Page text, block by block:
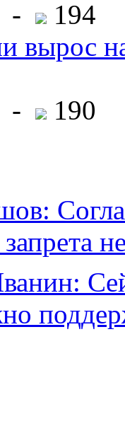
-
194
вырос
-
190